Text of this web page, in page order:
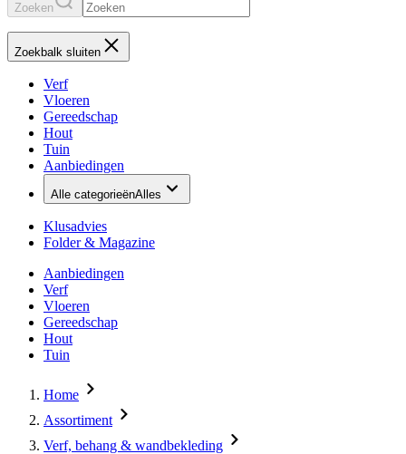
Zoeken
Zoekbalk sluiten
Verf
Vloeren
Gereedschap
Hout
Tuin
Aanbiedingen
Alle categorieënAlles
Klusadvies
Folder & Magazine
Aanbiedingen
Verf
Vloeren
Gereedschap
Hout
Tuin
Home
Assortiment
Verf, behang & wandbekleding